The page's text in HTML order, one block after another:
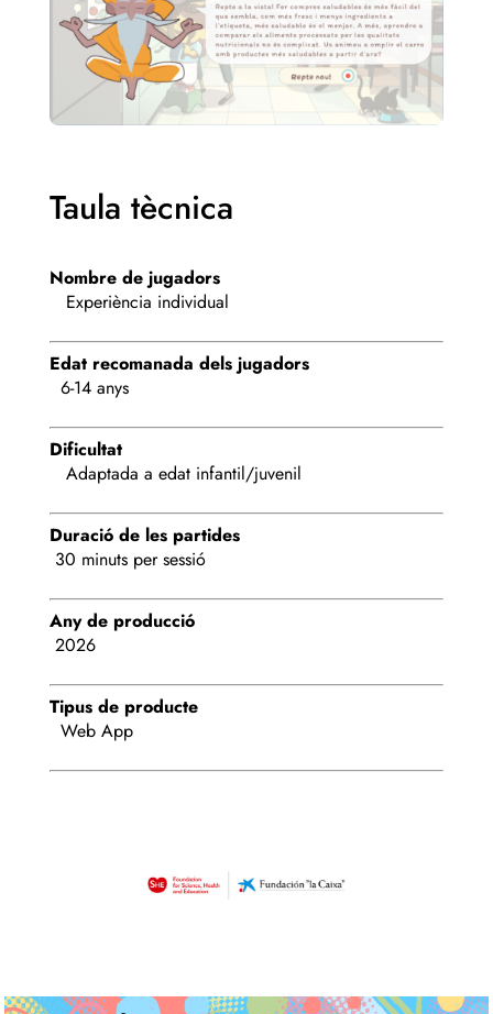
Taula tècnica
Nombre de jugadors
Experiència individual
Edat recomanada dels jugadors
6-14 anys
Dificultat
Adaptada a edat infantil/juvenil
Duració de les partides
30 minuts per sessió
Any de producció
2026
Tipus de producte
Web App